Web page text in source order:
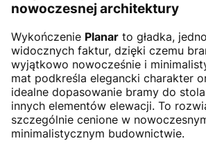
nowoczesnej architektury
Wykończenie Planar to gładka,
widocznych faktur, dzięki czemu
wyjątkowo nowocześnie i
mat podkreśla elegancki charakter
idealne dopasowanie bramy do
innych elementów elewacji. To
szczególnie cenione w
minimalistycznym budownictwie.